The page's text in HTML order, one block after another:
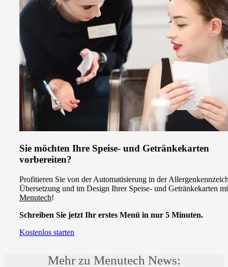
Sie möchten Ihre Speise- und Getränkekarten
vorbereiten?
Profitieren Sie von der Automatisierung in der
Übersetzung und im Design Ihrer Speise- und Getränkekarten
Menutech!
Schreiben Sie jetzt Ihr erstes Menü in nur 5 Minuten.
Kostenlos starten
Mehr zu Menutech News: